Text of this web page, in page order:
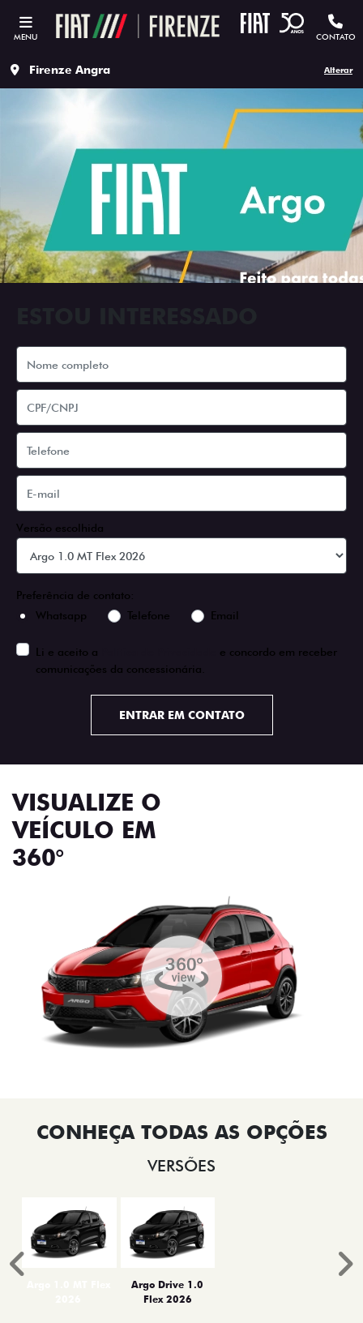
MENU CONTATO
Firenze Angra Alterar
Versão escolhida
Preferência de contato:
Whatsapp
Telefone Email
Li e aceito a
e concordo em receber
comunicações da concessionária.
ENTRAR EM CONTATO
VISUALIZE O
VEÍCULO EM
360°
VERSÕES
Argo Drive 1.0
Flex 2026
Anterior